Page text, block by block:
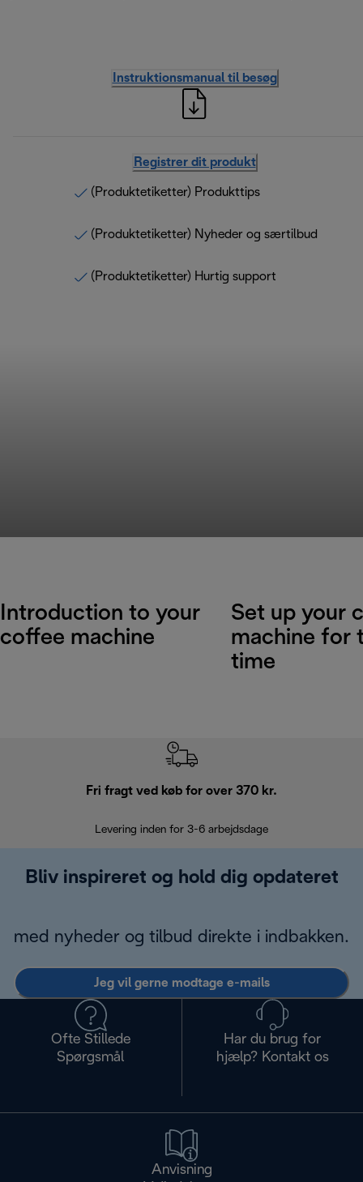
Instruktionsmanual til besøg
Registrer dit produkt
(Produktetiketter) Produkttips
(Produktetiketter) Nyheder og særtilbud
(Produktetiketter) Hurtig support
Introduction to your
coffee machine
Set up your
machine for
time
Fri fragt ved køb for over 370 kr.
Levering inden for 3-6 arbejdsdage
Bliv inspireret og hold dig opdateret
med nyheder og tilbud direkte i indbakken.
Jeg vil gerne modtage e-mails
Ofte Stillede
Spørgsmål
Har du brug for
hjælp? Kontakt os
Anvisning